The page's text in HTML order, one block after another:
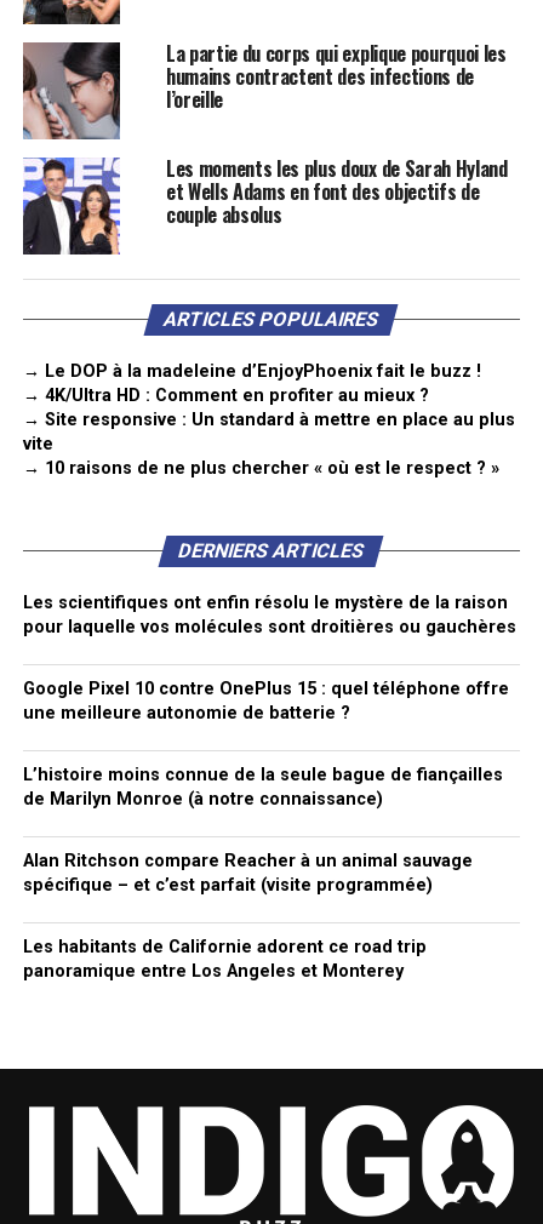
La partie du corps qui explique pourquoi les
humains contractent des infections de
l’oreille
Les moments les plus doux de Sarah Hyland
et Wells Adams en font des objectifs de
couple absolus
ARTICLES POPULAIRES
→ Le DOP à la madeleine d’EnjoyPhoenix fait le buzz !
→ 4K/Ultra HD : Comment en profiter au mieux ?
→ Site responsive : Un standard à mettre en place au plus
vite
→ 10 raisons de ne plus chercher « où est le respect ? »
DERNIERS ARTICLES
Les scientifiques ont enfin résolu le mystère de la raison
pour laquelle vos molécules sont droitières ou gauchères
Google Pixel 10 contre OnePlus 15 : quel téléphone offre
une meilleure autonomie de batterie ?
L’histoire moins connue de la seule bague de fiançailles
de Marilyn Monroe (à notre connaissance)
Alan Ritchson compare Reacher à un animal sauvage
spécifique – et c’est parfait (visite programmée)
Les habitants de Californie adorent ce road trip
panoramique entre Los Angeles et Monterey